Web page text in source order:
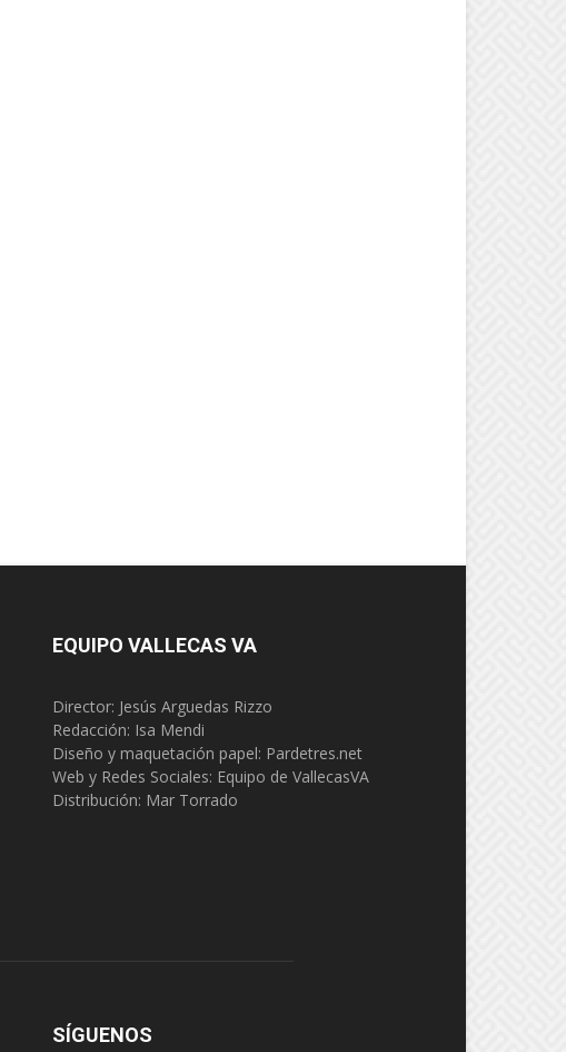
EQUIPO VALLECAS VA
Director: Jesús Arguedas Rizzo
Redacción: Isa Mendi
Diseño y maquetación papel: Pardetres.net
Web y Redes Sociales: Equipo de VallecasVA
Distribución: Mar Torrado
SÍGUENOS